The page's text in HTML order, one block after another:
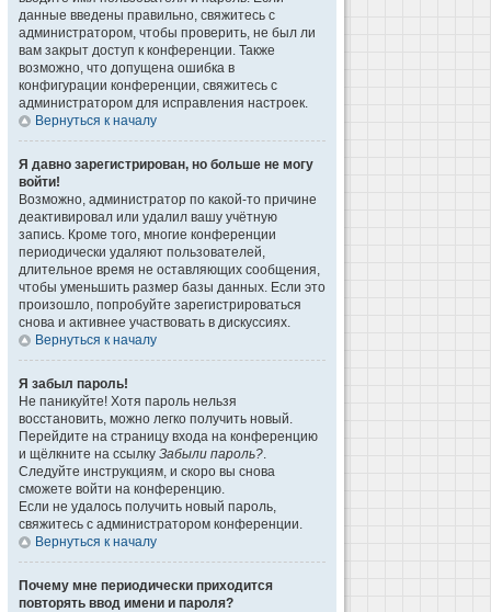
данные введены правильно, свяжитесь с
администратором, чтобы проверить, не был ли
вам закрыт доступ к конференции. Также
возможно, что допущена ошибка в
конфигурации конференции, свяжитесь с
администратором для исправления настроек.
Вернуться к началу
Я давно зарегистрирован, но больше не могу
войти!
Возможно, администратор по какой-то причине
деактивировал или удалил вашу учётную
запись. Кроме того, многие конференции
периодически удаляют пользователей,
длительное время не оставляющих сообщения,
чтобы уменьшить размер базы данных. Если это
произошло, попробуйте зарегистрироваться
снова и активнее участвовать в дискуссиях.
Вернуться к началу
Я забыл пароль!
Не паникуйте! Хотя пароль нельзя
восстановить, можно легко получить новый.
Перейдите на страницу входа на конференцию
и щёлкните на ссылку Забыли пароль?.
Следуйте инструкциям, и скоро вы снова
сможете войти на конференцию.
Если не удалось получить новый пароль,
свяжитесь с администратором конференции.
Вернуться к началу
Почему мне периодически приходится
повторять ввод имени и пароля?